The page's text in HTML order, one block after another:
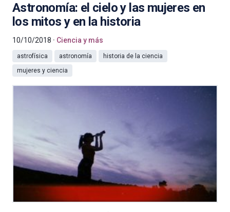
Astronomía: el cielo y las mujeres en
los mitos y en la historia
10/10/2018 Ciencia y más
astrofísica astronomía
historia de la ciencia
mujeres y ciencia